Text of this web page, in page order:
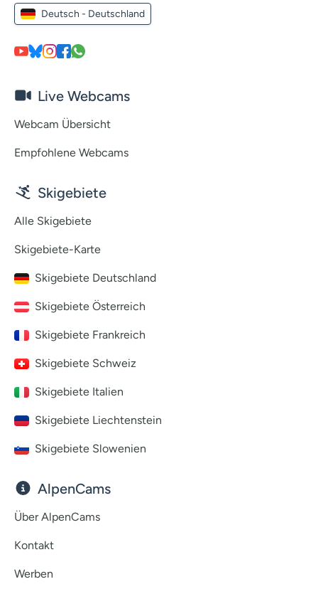
Deutsch - Deutschland
Live Webcams
Webcam Übersicht
Empfohlene Webcams
Skigebiete
Alle Skigebiete
Skigebiete-Karte
Skigebiete Deutschland
Skigebiete Österreich
Skigebiete Frankreich
Skigebiete Schweiz
Skigebiete Italien
Skigebiete Liechtenstein
Skigebiete Slowenien
AlpenCams
Über AlpenCams
Kontakt
Werben